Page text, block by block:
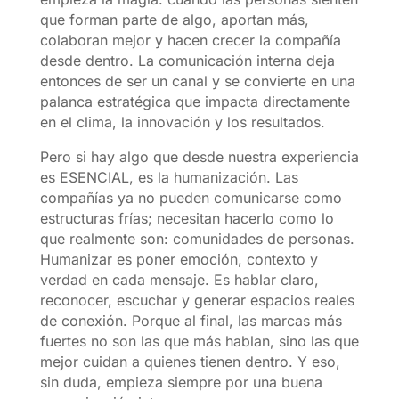
que forman parte de algo, aportan más,
colaboran mejor y hacen crecer la compañía
desde dentro. La comunicación interna deja
entonces de ser un canal y se convierte en una
palanca estratégica que impacta directamente
en el clima, la innovación y los resultados.
Pero si hay algo que desde nuestra experiencia
es ESENCIAL, es la humanización. Las
compañías ya no pueden comunicarse como
estructuras frías; necesitan hacerlo como lo
que realmente son: comunidades de personas.
Humanizar es poner emoción, contexto y
verdad en cada mensaje. Es hablar claro,
reconocer, escuchar y generar espacios reales
de conexión. Porque al final, las marcas más
fuertes no son las que más hablan, sino las que
mejor cuidan a quienes tienen dentro. Y eso,
sin duda, empieza siempre por una buena